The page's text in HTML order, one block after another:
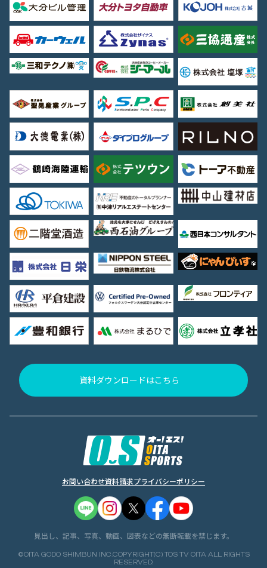
資料ダウンロードはこちら
お問い合わせ資料請求プライバシーポリシー
見出し、記事、写真、動画、図表などの無断転載を禁じます。
©OITA GODO SHIMBUN INC.COPYRIGHT(C) TOS TV OITA ALL RIGHTS
RESERVED.